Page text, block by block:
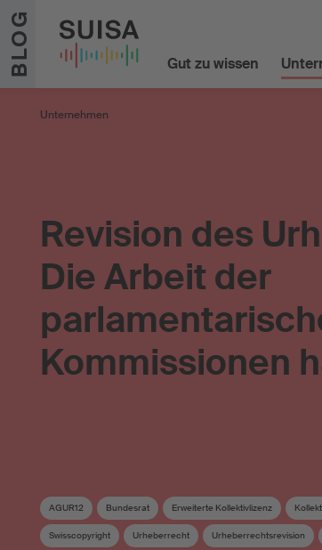
Zum Inhalt springen
BLOG Gut zu wissen
Unternehmen
Revision des
Die Arbeit der
Kommissionen
AGUR12 Bundesrat Erweiterte Kollektivlizenz
Swisscopyright Urheberrecht Urheberrechtsrevision